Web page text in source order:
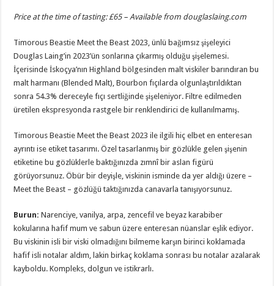
Price at the time of tasting: £65 – Available from douglaslaing.com
Timorous Beastie Meet the Beast 2023, ünlü bağımsız şişeleyici
Douglas Laing’in 2023’ün sonlarına çıkarmış olduğu şişelemesi.
İçerisinde İskoçya’nın Highland bölgesinden malt viskiler barındıran bu
malt harmanı (Blended Malt), Bourbon fıçılarda olgunlaştırıldıktan
sonra 54.3% dereceyle fıçı sertliğinde şişeleniyor. Filtre edilmeden
üretilen ekspresyonda rastgele bir renklendirici de kullanılmamış.
Timorous Beastie Meet the Beast 2023 ile ilgili hiç elbet en enteresan
ayrıntı ise etiket tasarımı. Özel tasarlanmış bir gözlükle gelen şişenin
etiketine bu gözlüklerle baktığınızda zımnî bir aslan figürü
görüyorsunuz. Öbür bir deyişle, viskinin isminde da yer aldığı üzere –
Meet the Beast – gözlüğü taktığınızda canavarla tanışıyorsunuz.
Burun: Narenciye, vanilya, arpa, zencefil ve beyaz karabiber
kokularına hafif mum ve sabun üzere enteresan nüanslar eşlik ediyor.
Bu viskinin isli bir viski olmadığını bilmeme karşın birinci koklamada
hafif isli notalar aldım, lakin birkaç koklama sonrası bu notalar azalarak
kayboldu. Kompleks, dolgun ve istikrarlı.